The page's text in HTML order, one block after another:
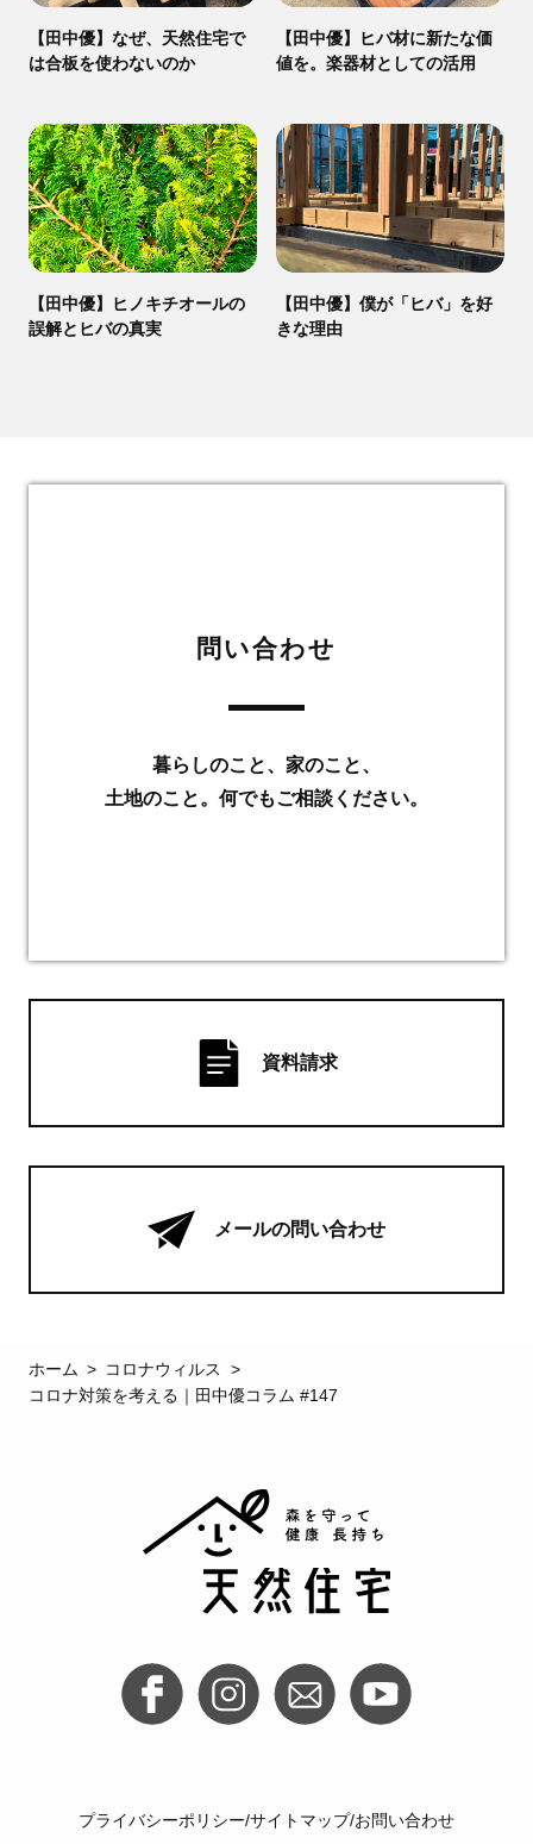
【田中優】なぜ、天然住宅で
は合板を使わないのか
【田中優】ヒバ材に新たな価
値を。楽器材としての活用
【田中優】ヒノキチオールの
誤解とヒバの真実
【田中優】僕が「ヒバ」を好
きな理由
資料請求
問い合わせ
暮らしのこと、家のこと、
土地のこと。何でもご相談ください。
メールの問い合わせ
ホーム
コロナウィルス
コロナ対策を考える｜田中優コラム #147
プライバシーポリシー サイトマップ お問い合わせ